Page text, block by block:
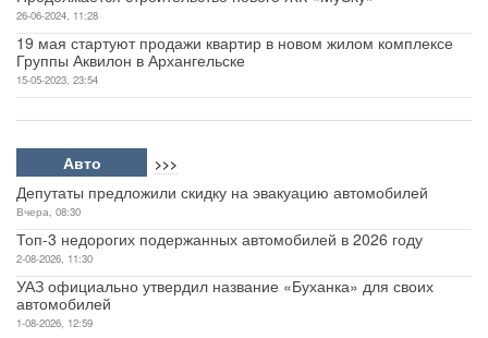
26-06-2024, 11:28
19 мая стартуют продажи квартир в новом жилом комплексе
Группы Аквилон в Архангельске
15-05-2023, 23:54
Авто >>>
Депутаты предложили скидку на эвакуацию автомобилей
Вчера, 08:30
Топ-3 недорогих подержанных автомобилей в 2026 году
2-08-2026, 11:30
УАЗ официально утвердил название «Буханка» для своих
автомобилей
1-08-2026, 12:59